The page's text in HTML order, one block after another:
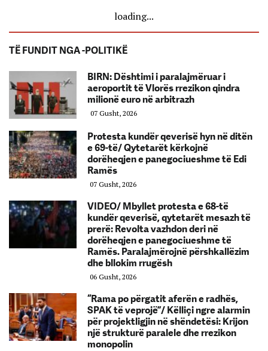
loading...
TË FUNDIT NGA -POLITIKË
BIRN: Dështimi i paralajmëruar i
aeroportit të Vlorës rrezikon qindra
milionë euro në arbitrazh
07 Gusht, 2026
Protesta kundër qeverisë hyn në ditën
e 69-të/ Qytetarët kërkojnë
dorëheqjen e panegociueshme të Edi
Ramës
07 Gusht, 2026
VIDEO/ Mbyllet protesta e 68-të
kundër qeverisë, qytetarët mesazh të
prerë: Revolta vazhdon deri në
dorëheqjen e panegociueshme të
Ramës. Paralajmërojnë përshkallëzim
dhe bllokim rrugësh
06 Gusht, 2026
“Rama po përgatit aferën e radhës,
SPAK të veprojë”/ Këlliçi ngre alarmin
për projektligjin në shëndetësi: Krijon
një strukturë paralele dhe rrezikon
monopolin